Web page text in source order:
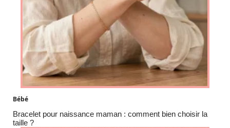
Bébé
Bracelet pour naissance maman : comment bien choisir la
taille ?